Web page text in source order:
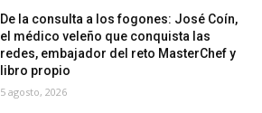
De la consulta a los fogones: José Coín,
el médico veleño que conquista las
redes, embajador del reto MasterChef y
libro propio
5 agosto, 2026